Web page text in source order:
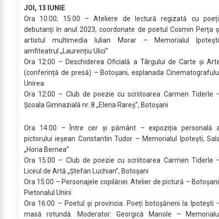
JOI, 13 IUNIE
Ora 10:00; 15:00 – Ateliere de lectură regizată cu
debutanți în anul 2023, coordonate de poetul Cosmin Perța
artistul multimedia Iulian Morar – Memorialul
amfiteatrul „Laurențiu Ulici”
Ora 12:00 – Deschiderea Oficială a Târgului de Carte și
(conferință de presă) – Botoșani, esplanada
Unirea
Ora 12:00 – Club de poezie cu scriitoarea Carmen Tiderle
Școala Gimnazială nr. 8 „Elena Rareș”, Botoșani
Ora 14:00 – Între cer și pământ – expoziția personală
pictorului ieșean Constantin Tudor – Memorialul Ipotești,
„Horia Bernea”
Ora 15:00 – Club de poezie cu scriitoarea Carmen Tiderle
Liceul de Artă „Ștefan Luchian”, Botoșani
Ora 15:00 – Personajele copilăriei. Atelier de pictură –
Pietonalul Unirii
Ora 16:00 – Poetul și provincia. Poeți botoșăneni la Ipotești
masă rotundă. Moderator: Georgică Manole –